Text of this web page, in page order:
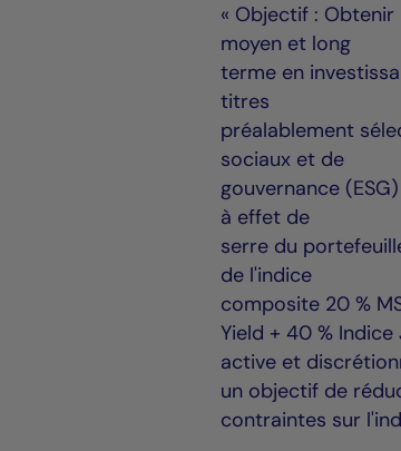
« Objectif :
moyen et long
terme en
titres
préalablement
sociaux et de
gouvernance
à effet de
serre du
de l'indice
composite 20 %
Yield + 40 %
active et
un objectif de
contraintes sur